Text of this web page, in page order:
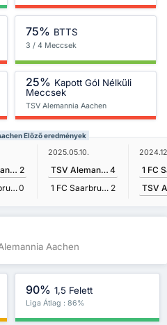
75% BTTS
3 / 4 Meccsek
25% Kapott Gól Nélküli
Meccsek
TSV Alemannia Aachen
Előző eredmények
TSV Alemannia Aachen 2
1 FC Saarbrucken0
2025.05.10.
TSV Alemannia Aachen 4
1 FC Saarbrucken 2
Aachen
90% 1,5 Felett
Liga Átlag : 86%